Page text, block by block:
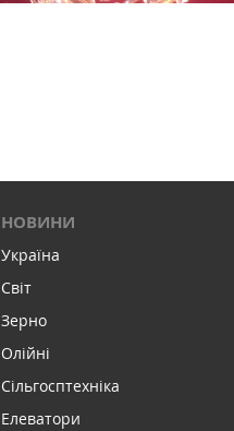
НОВИНИ
Україна
Світ
Зерно
Олійні
Сільгосптехніка
Елеватори